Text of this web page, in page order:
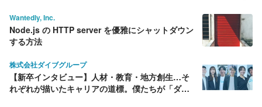
Wantedly, Inc.
Node.js の HTTP server を優雅にシャットダウン
する方法
株式会社ダイブグループ
【新卒インタビュー】人材・教育・地方創生…そ
れぞれが描いたキャリアの道標。僕たちが「ダイ